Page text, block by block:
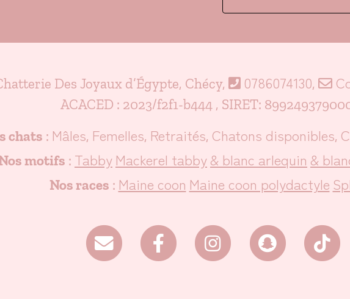
Des Joyaux d’Égypte, Chécy, 0786074130,
ACACED : 2023/f2f1-b444 , SIRET:
chats : Mâles, Femelles, Retraités, Chatons disponibles,
motifs : Tabby Mackerel tabby& blanc arlequin &
Nos races : Maine coon Maine coon polydactyle